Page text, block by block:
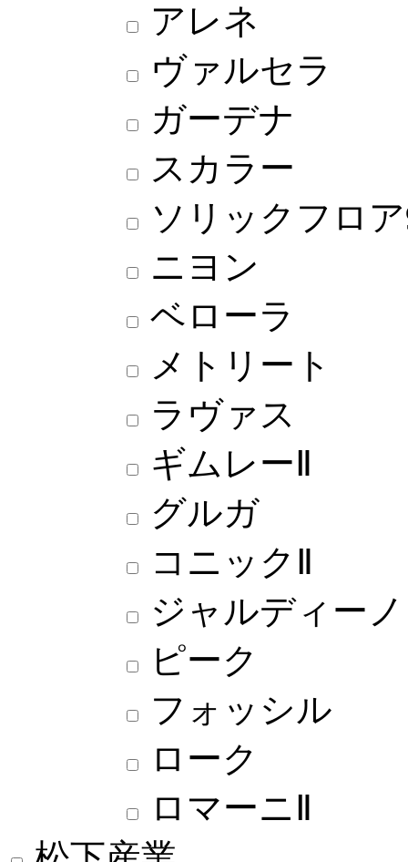
アレネ
ヴァルセラ
ガーデナ
スカラー
ソリックフロ
ニヨン
ベローラ
メトリート
ラヴァス
ギムレーⅡ
グルガ
コニックⅡ
ジャルディーノ
ピーク
フォッシル
ローク
ロマーニⅡ